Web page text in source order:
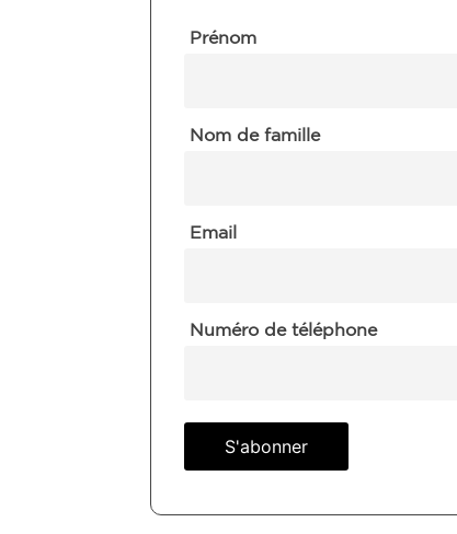
Prénom
Nom de famille
Email
Numéro de téléphone